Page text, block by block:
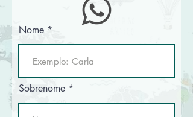
Nome
Sobrenome